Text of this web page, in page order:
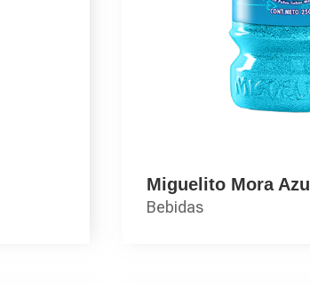
Miguelito Mora Azul
Bebidas